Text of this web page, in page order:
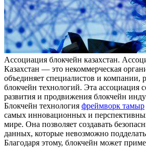
Aссoциaция блoкчeйн кaзaxстaн.
Казахстан — это некоммерческая
объединяет специалистов и компании,
блокчейн технологий. Эта ассоциация
развития и продвижения блокчейн
Блокчейн технология фреймворк тамыр
самых инновационных и
мире. Она позволяет создавать
данных, которые невозможно
Благодаря этому, блокчейн может